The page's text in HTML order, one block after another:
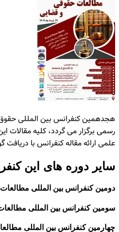
رسمی برگزار می گردد، کلیه مقالات
علمی ارائه مقاله کنفرانس با دریافت
سایر دوره های این
دومین کنفرانس بین المللی مطالعات
سومین کنفرانس بین المللی مطالعات
چهارمین کنفرانس بین المللی